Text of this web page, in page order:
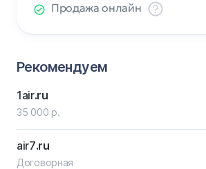
Продажа онлайн
Рекомендуем
1air.ru
35 000 р.
air7.ru
Договорная